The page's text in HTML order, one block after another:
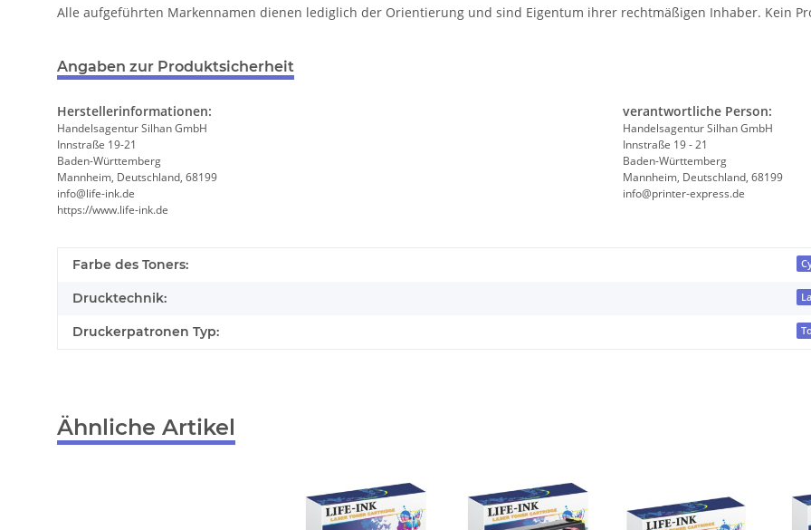
Alle aufgeführten Markennamen dienen lediglich der Orientierung und sind Eigentum ihrer rechtmäßigen Inhaber. Kein
Angaben zur Produktsicherheit
Herstellerinformationen:
Handelsagentur Silhan GmbH
Innstraße 19-21
Baden-Württemberg
Mannheim, Deutschland, 68199
info@life-ink.de
https://www.life-ink.de
verantwortliche Person:
Handelsagentur Silhan GmbH
Innstraße 19 - 21
Baden-Württemberg
Mannheim, Deutschland, 68199
info@printer-express.de
Farbe des Toners:
Drucktechnik:
Druckerpatronen Typ:
Ähnliche Artikel